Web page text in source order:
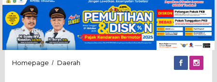
Homepage / Daerah